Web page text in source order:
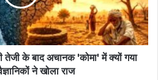
के बाद अचानक 'कोमा' में क्यों गया
ने खोला राज